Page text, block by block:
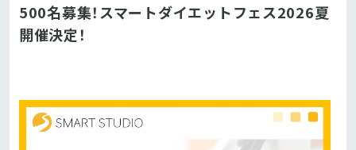
500名募集！スマートダイエットフェス2026夏
開催決定！